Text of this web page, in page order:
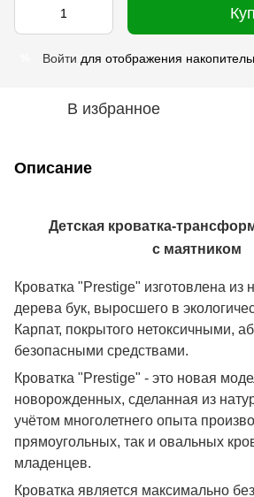
Войти для отображения
В избранное
Описание
Детская кроватка-
с маятником
Кроватка "Prestige" изготовлена из
дерева бук, выросшего в
Карпат, покрытого нетоксичными,
безопасными средствами.
Кроватка "Prestige" - это новая
новорожденных, сделанная из
учётом многолетнего опыта
прямоугольных, так и овальных
младенцев.
Кроватка является максимально